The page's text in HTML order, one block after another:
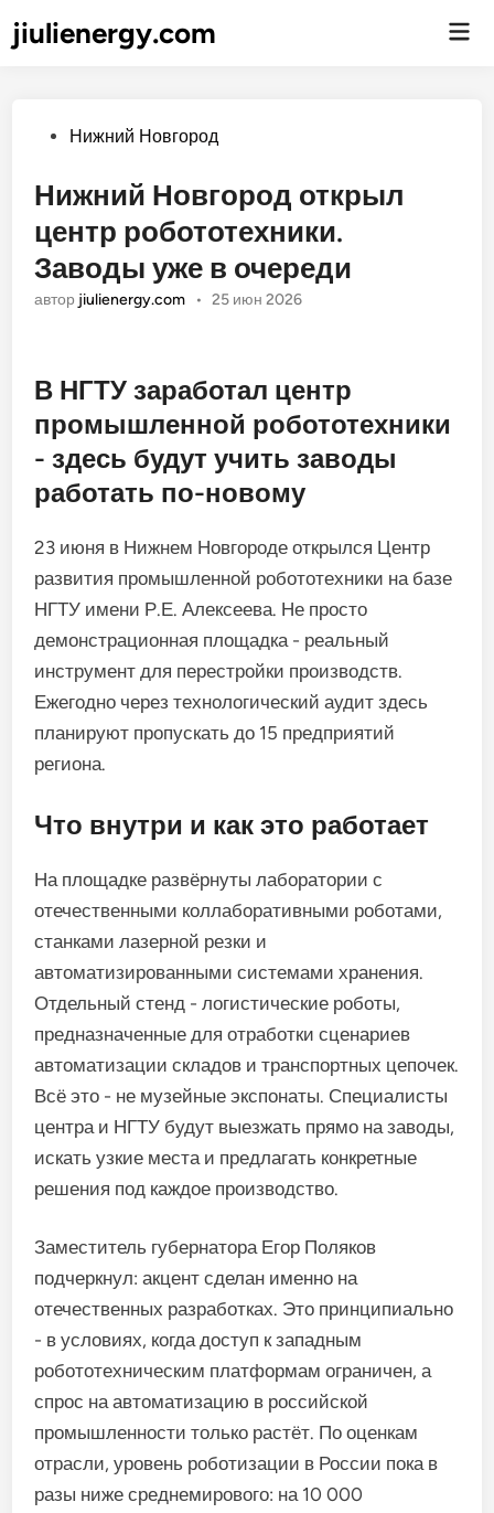
jiulienergy.com
Опубликовано
Нижний Новгород
Нижний Новгород открыл
центр робототехники.
Заводы уже в очереди
автор jiulienergy.com • 25 июн 2026
В НГТУ заработал центр
промышленной робототехники
- здесь будут учить заводы
работать по-новому
23 июня в Нижнем Новгороде открылся Центр
развития промышленной робототехники на базе
НГТУ имени Р.Е. Алексеева. Не просто
демонстрационная площадка - реальный
инструмент для перестройки производств.
Ежегодно через технологический аудит здесь
планируют пропускать до 15 предприятий
региона.
Что внутри и как это работает
На площадке развёрнуты лаборатории с
отечественными коллаборативными роботами,
станками лазерной резки и
автоматизированными системами хранения.
Отдельный стенд - логистические роботы,
предназначенные для отработки сценариев
автоматизации складов и транспортных цепочек.
Всё это - не музейные экспонаты. Специалисты
центра и НГТУ будут выезжать прямо на заводы,
искать узкие места и предлагать конкретные
решения под каждое производство.
Заместитель губернатора Егор Поляков
подчеркнул: акцент сделан именно на
отечественных разработках. Это принципиально
- в условиях, когда доступ к западным
робототехническим платформам ограничен, а
спрос на автоматизацию в российской
промышленности только растёт. По оценкам
отрасли, уровень роботизации в России пока в
разы ниже среднемирового: на 10 000